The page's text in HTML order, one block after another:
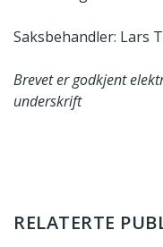
Saksbehandler: Lars
Brevet er godkjent
underskrift
RELATERTE